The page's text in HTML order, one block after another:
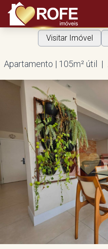
Visitar Imóvel